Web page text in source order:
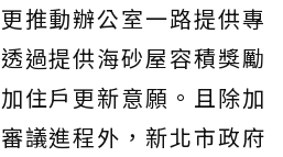
推動辦公室一路提供專
過提供海砂屋容積獎勵
住戶更新意願。且除加
議進程外，新北市政府